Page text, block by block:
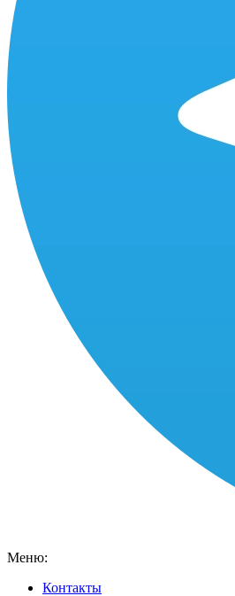
Меню:
Контакты